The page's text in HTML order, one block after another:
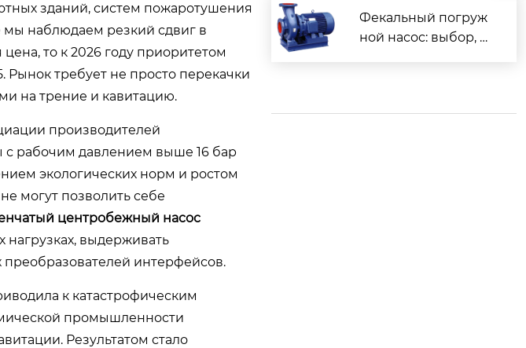
зданий, систем пожаротушения
мы наблюдаем резкий сдвиг в
то к 2026 году приоритетом
Рынок требует не просто перекачки
на трение и кавитацию.
производителей
с рабочим давлением выше 16 бар
экологических норм и ростом
могут позволить себе
центробежный насос
выдерживать
интерфейсов.
к катастрофическим
промышленности
Результатом стало
Фекальный погруж
ной насос: выбор, у